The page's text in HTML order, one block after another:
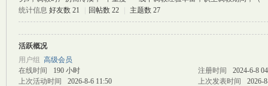
统计信息 好友数 21 回帖数 22 主题数 27
活跃概况
用户组 高级会员
在线时间
190 小时 注册时间
2024-6-8
上次活动时间
2026-8-6 11:50 上次发表时间 2026-